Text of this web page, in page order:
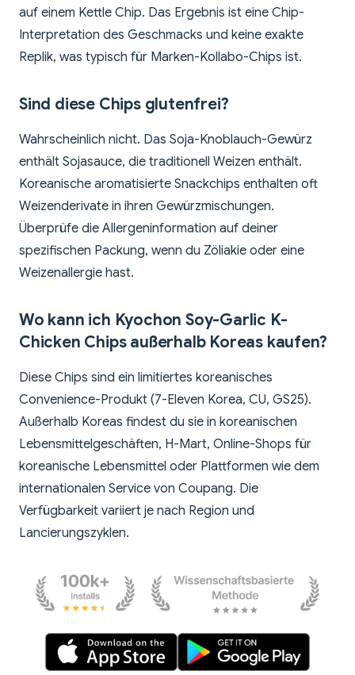
auf einem Kettle Chip. Das Ergebnis ist eine Chip-
Interpretation des Geschmacks und keine exakte
Replik, was typisch für Marken-Kollabo-Chips ist.
Sind diese Chips glutenfrei?
Wahrscheinlich nicht. Das Soja-Knoblauch-Gewürz
enthält Sojasauce, die traditionell Weizen enthält.
Koreanische aromatisierte Snackchips enthalten oft
Weizenderivate in ihren Gewürzmischungen.
Überprüfe die Allergeninformation auf deiner
spezifischen Packung, wenn du Zöliakie oder eine
Weizenallergie hast.
Wo kann ich Kyochon Soy-Garlic K-
Chicken Chips außerhalb Koreas kaufen?
Diese Chips sind ein limitiertes koreanisches
Convenience-Produkt (7-Eleven Korea, CU, GS25).
Außerhalb Koreas findest du sie in koreanischen
Lebensmittelgeschäften, H-Mart, Online-Shops für
koreanische Lebensmittel oder Plattformen wie dem
internationalen Service von Coupang. Die
Verfügbarkeit variiert je nach Region und
Lancierungszyklen.